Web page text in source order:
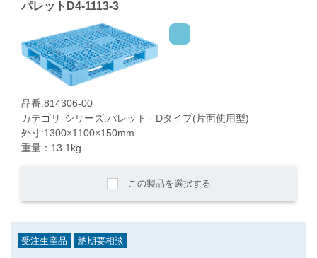
パレットD4-1113-3
品番:814306-00
カテゴリ-シリーズ:パレット - Dタイプ(片面使用型)
外寸:1300×1100×150mm
重量：13.1kg
この製品を選択する
受注生産品 納期要相談